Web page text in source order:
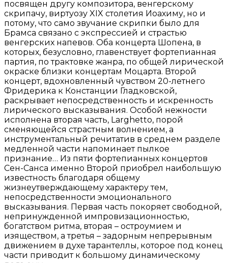
посвящен другу композитора, венгерскому
скрипачу, виртуозу XIX столетия Иоахиму, но и
потому, что само звучание скрипки было для
Брамса связано с экспрессией и страстью
венгерских напевов. Оба концерта Шопена, в
которых, безусловно, главенствуетфортепианная
партия, по трактовке жанра, по общей лирической
окраске близки концертам Моцарта. Второй
концерт, вдохновленный чувством 20-летнего
Фридерика к Констанции Гладковской,
раскрывает непосредственность и искренность
лирического высказывания. Особой нежности
исполнена вторая часть, Larghetto, порой
сменяющейся страстным волнением, а
инструментальный речитатив в среднем разделе
медленной части напоминает пылкое
признание… Из пяти фортепианных концертов
Сен-Санса именно Второй приобрел наибольшую
известность благодаря общему
жизнеутверждающему характеру тем,
непосредственности эмоционального
высказывания. Первая часть покоряет свободной,
непринужденной импровизационностью,
богатством ритма, вторая – остроумием и
изяществом, а третья – задорным непрерывным
движением в духе тарантеллы, которое под конец
части приводит к большому динамическому